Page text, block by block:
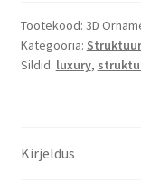
Tootekood: 3D
Kategooria:
Sildid: luxury,
Kirjeldus